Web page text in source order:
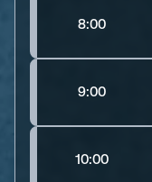
8:00
9:00
10:00